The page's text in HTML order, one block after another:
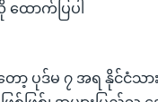
ောက်ပြပါ
ော့ ပုဒ်မ ၇ အရ နိုင်ငံသ